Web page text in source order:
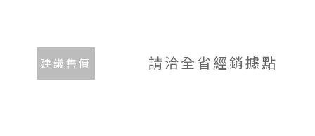
建議售價 請洽全省經銷據點